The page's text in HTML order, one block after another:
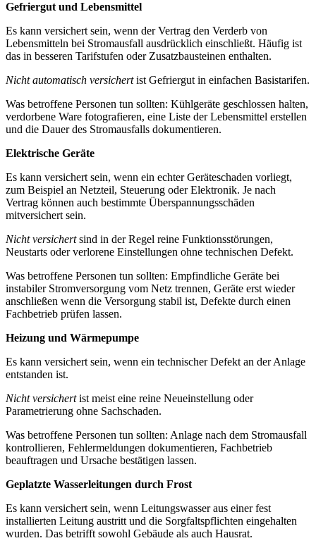
Gefriergut und Lebensmittel
Es kann versichert sein, wenn der Vertrag den Verderb von
Lebensmitteln bei Stromausfall ausdrücklich einschließt. Häufig ist
das in besseren Tarifstufen oder Zusatzbausteinen enthalten.
Nicht automatisch versichertist Gefriergut in einfachen Basistarifen.
Was betroffene Personen tun sollten: Kühlgeräte geschlossen halten,
verdorbene Ware fotografieren, eine Liste der Lebensmittel erstellen
und die Dauer des Stromausfalls dokumentieren.
Elektrische Geräte
Es kann versichert sein, wenn ein echter Geräteschaden vorliegt,
zum Beispiel an Netzteil, Steuerung oder Elektronik. Je nach
Vertrag können auch bestimmte Überspannungsschäden
mitversichert sein.
Nicht versichertsind in der Regel reine Funktionsstörungen,
Neustarts oder verlorene Einstellungen ohne technischen Defekt.
Was betroffene Personen tun sollten: Empfindliche Geräte bei
instabiler Stromversorgung vom Netz trennen, Geräte erst wieder
anschließen wenn die Versorgung stabil ist, Defekte durch einen
Fachbetrieb prüfen lassen.
Heizung und Wärmepumpe
Es kann versichert sein, wenn ein technischer Defekt an der Anlage
entstanden ist.
Nicht versichertist meist eine reine Neueinstellung oder
Parametrierung ohne Sachschaden.
Was betroffene Personen tun sollten: Anlage nach dem Stromausfall
kontrollieren, Fehlermeldungen dokumentieren, Fachbetrieb
beauftragen und Ursache bestätigen lassen.
Geplatzte Wasserleitungen durch Frost
Es kann versichert sein, wenn Leitungswasser aus einer fest
installierten Leitung austritt und die Sorgfaltspflichten eingehalten
wurden. Das betrifft sowohl Gebäude als auch Hausrat.